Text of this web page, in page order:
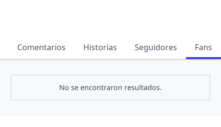
Comentarios Historias Seguidores Fans
No se encontraron resultados.